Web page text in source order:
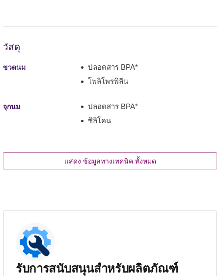
วัสดุ
ขวดนม
ปลอดสาร BPA*
โพลิโพรพิลีน
จุกนม
ปลอดสาร BPA*
ซิลิโคน
แสดง ข้อมูลทางเทคนิค ทั้งหมด
รับการสนับสนุนสำหรับผลิตภัณฑ์